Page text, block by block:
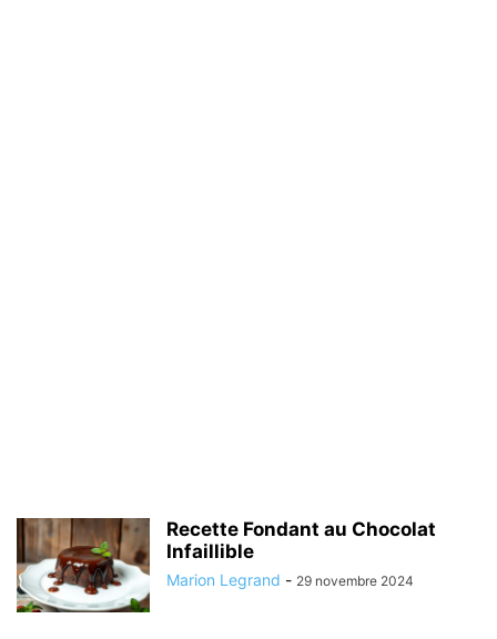
Recette Fondant au Chocolat
Infaillible
Marion Legrand - 29 novembre 2024